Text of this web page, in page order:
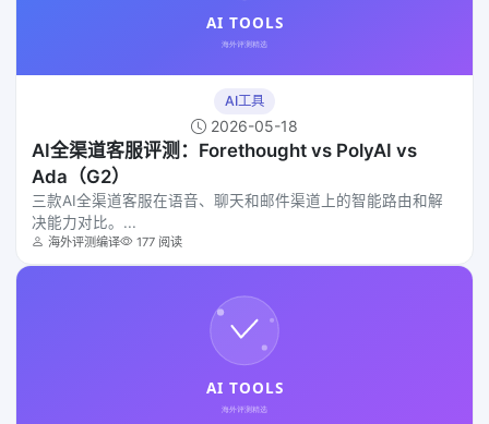
AI工具
2026-05-18
AI全渠道客服评测：Forethought vs PolyAI vs
Ada（G2）
三款AI全渠道客服在语音、聊天和邮件渠道上的智能路由和解
决能力对比。...
海外评测编译 177 阅读